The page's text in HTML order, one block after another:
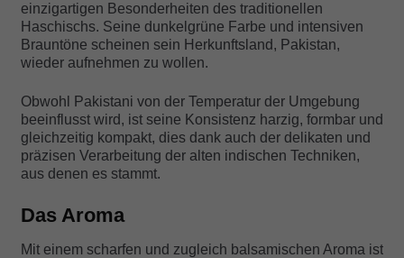
einzigartigen Besonderheiten des traditionellen
Haschischs. Seine dunkelgrüne Farbe und intensiven
Brauntöne scheinen sein Herkunftsland, Pakistan,
wieder aufnehmen zu wollen.
Obwohl Pakistani von der Temperatur der Umgebung
beeinflusst wird, ist seine Konsistenz harzig, formbar und
gleichzeitig kompakt, dies dank auch der delikaten und
präzisen Verarbeitung der alten indischen Techniken,
aus denen es stammt.
Das Aroma
Mit einem scharfen und zugleich balsamischen Aroma ist